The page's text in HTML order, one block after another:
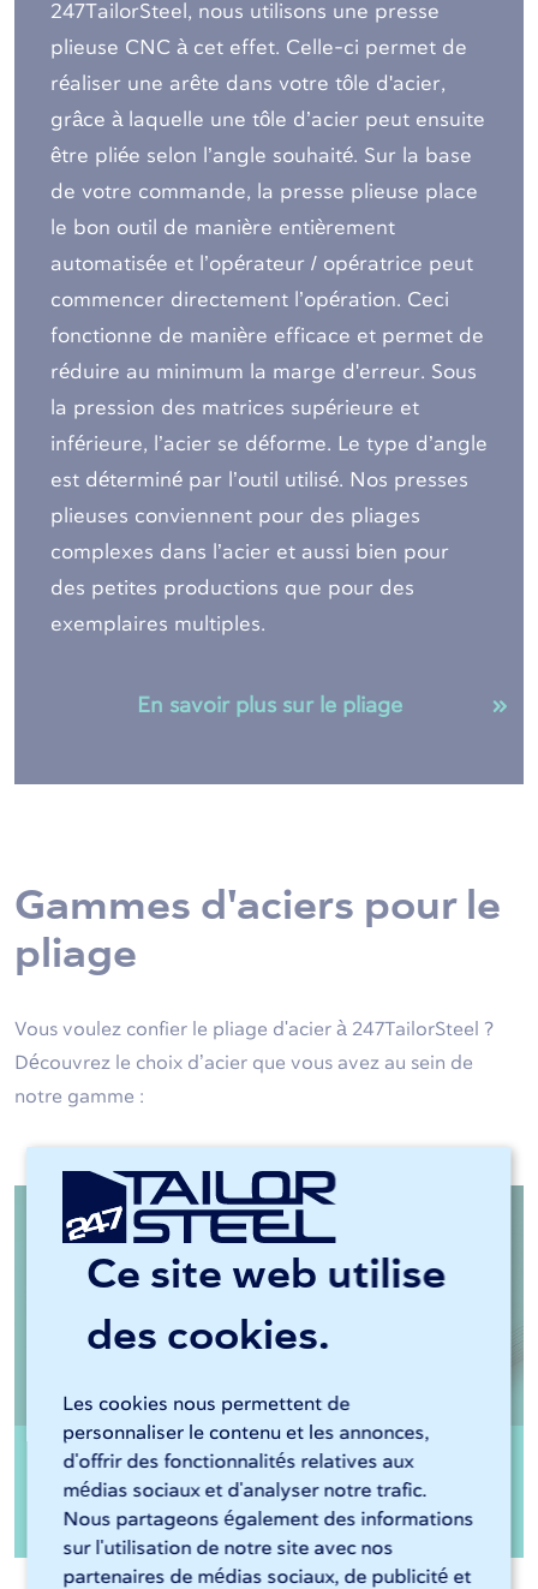
Ce site web utilise
des cookies.
Les cookies nous permettent de
personnaliser le contenu et les annonces,
d'offrir des fonctionnalités relatives aux
médias sociaux et d'analyser notre trafic.
Nous partageons également des informations
sur l'utilisation de notre site avec nos
partenaires de médias sociaux, de publicité et
247TailorSteel, nous utilisons une presse
plieuse CNC à cet effet. Celle-ci permet de
réaliser une arête dans votre tôle d'acier,
grâce à laquelle une tôle d’acier peut ensuite
être pliée selon l’angle souhaité. Sur la base
de votre commande, la presse plieuse place
le bon outil de manière entièrement
automatisée et l’opérateur / opératrice peut
commencer directement l’opération. Ceci
fonctionne de manière efficace et permet de
réduire au minimum la marge d'erreur. Sous
la pression des matrices supérieure et
inférieure, l’acier se déforme. Le type d’angle
est déterminé par l’outil utilisé. Nos presses
plieuses conviennent pour des pliages
complexes dans l’acier et aussi bien pour
des petites productions que pour des
exemplaires multiples.
En savoir plus sur le pliage
Gammes d'aciers pour le
pliage
Vous voulez confier le pliage d'acier à 247TailorSteel ?
Découvrez le choix d’acier que vous avez au sein de
notre gamme :
Tôle DC01 LAF décapée huilée